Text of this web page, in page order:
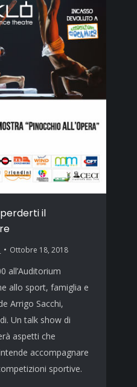
il
Ottobre 18, 2018
all’Auditorium
allo sport, famiglia e
Arrigo Sacchi,
Un talk show di
aspetti che
accompagnare
sportive.